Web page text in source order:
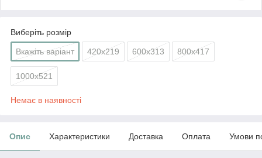
Виберіть розмір
Вкажіть варіант 420х219 600х313 800х417
1000х521
Немає в наявності
Опис Характеристики Доставка Оплата Умови